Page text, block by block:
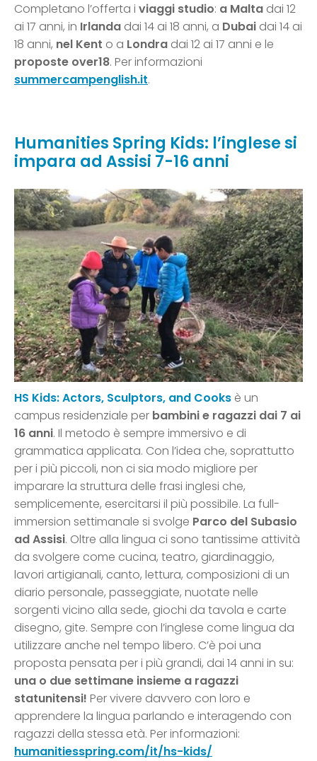
Completano l’offerta i viaggi studio: a Malta dai 12
ai 17 anni, in Irlanda dai 14 ai 18 anni, a Dubai dai 14 ai
18 anni, nel Kent o a Londra dai 12 ai 17 anni e le
proposte over18. Per informazioni
summercampenglish.it.
Humanities Spring Kids: l’inglese si
impara ad Assisi 7-16 anni
HS Kids: Actors, Sculptors, and Cooks è un
campus residenziale per bambini e ragazzi dai 7 ai
16 anni. Il metodo è sempre immersivo e di
grammatica applicata. Con l’idea che, soprattutto
per i più piccoli, non ci sia modo migliore per
imparare la struttura delle frasi inglesi che,
semplicemente, esercitarsi il più possibile. La full-
immersion settimanale si svolge Parco del Subasio
ad Assisi. Oltre alla lingua ci sono tantissime attività
da svolgere come cucina, teatro, giardinaggio,
lavori artigianali, canto, lettura, composizioni di un
diario personale, passeggiate, nuotate nelle
sorgenti vicino alla sede, giochi da tavola e carte
disegno, gite. Sempre con l’inglese come lingua da
utilizzare anche nel tempo libero. C’è poi una
proposta pensata per i più grandi, dai 14 anni in su:
una o due settimane insieme a ragazzi
statunitensi! Per vivere davvero con loro e
apprendere la lingua parlando e interagendo con
ragazzi della stessa età. Per informazioni:
humanitiesspring.com/it/hs-kids/